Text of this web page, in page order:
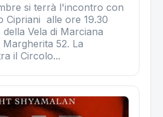
si terrà l'incontro con
Cipriani alle ore 19.30
Vela di Marciana
52. La
il Circolo...